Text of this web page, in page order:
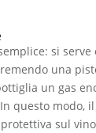
si
una
un gas
questo modo,
protettiva sul